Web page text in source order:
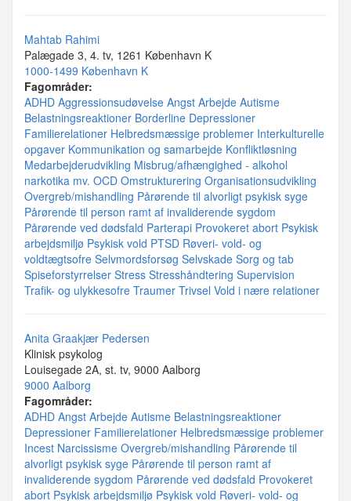
Mahtab Rahimi
Palægade 3, 4. tv, 1261 København K
1000-1499 København K
Fagområder:
ADHD Aggressionsudøvelse Angst Arbejde Autisme
Belastningsreaktioner Borderline Depressioner
Familierelationer Helbredsmæssige problemer Interkulturelle
opgaver Kommunikation og samarbejde Konfliktløsning
Medarbejderudvikling Misbrug/afhængighed - alkohol
narkotika mv. OCD Omstrukturering Organisationsudvikling
Overgreb/mishandling Pårørende til alvorligt psykisk syge
Pårørende til person ramt af invaliderende sygdom
Pårørende ved dødsfald Parterapi Provokeret abort Psykisk
arbejdsmiljø Psykisk vold PTSD Røveri- vold- og
voldtægtsofre Selvmordsforsøg Selvskade Sorg og tab
Spiseforstyrrelser Stress Stresshåndtering Supervision
Trafik- og ulykkesofre Traumer Trivsel Vold i nære relationer
Anita Graakjær Pedersen
Klinisk psykolog
Louisegade 2A, st. tv, 9000 Aalborg
9000 Aalborg
Fagområder:
ADHD Angst Arbejde Autisme Belastningsreaktioner
Depressioner Familierelationer Helbredsmæssige problemer
Incest Narcissisme Overgreb/mishandling Pårørende til
alvorligt psykisk syge Pårørende til person ramt af
invaliderende sygdom Pårørende ved dødsfald Provokeret
abort Psykisk arbejdsmiljø Psykisk vold Røveri- vold- og